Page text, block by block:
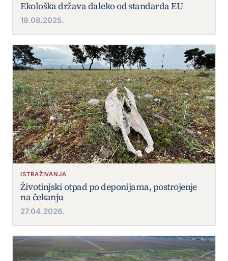
Ekološka država daleko od standarda EU
19.08.2025.
ISTRAŽIVANJA
Životinjski otpad po deponijama, postrojenje
na čekanju
27.04.2026.